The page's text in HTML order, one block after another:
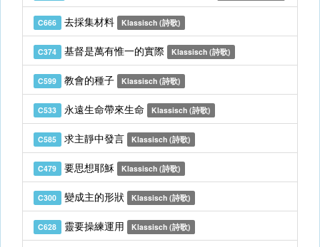
C666 去採集材料 Klassisch (詩歌)
C374 基督是萬有惟一的實際 Klassisch (詩歌)
C599 教會的種子 Klassisch (詩歌)
C533 永遠生命帶來生命 Klassisch (詩歌)
C585 求主靜中發言 Klassisch (詩歌)
C479 要思想耶穌 Klassisch (詩歌)
C300 變成主的形狀 Klassisch (詩歌)
C628 靈要操練運用 Klassisch (詩歌)